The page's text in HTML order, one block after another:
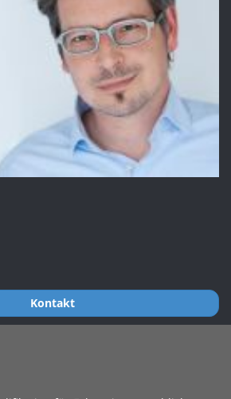
Kontakt